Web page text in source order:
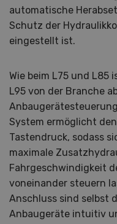
automatische
Schutz der
eingestellt ist.
Wie beim L75 und L85
L95 von der Branche
System ermöglicht
Tastendruck, sodass
maximale
Fahrgeschwindigkeit
voneinander steuern
Anschluss sind selbst
Anbaugeräte intuitiv